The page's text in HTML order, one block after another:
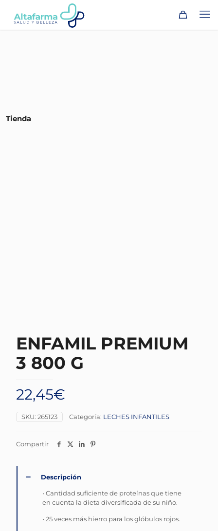
Tienda
ENFAMIL PREMIUM
3 800 G
22,45€
SKU: 265123 Categoría: LECHES INFANTILES
Compartir
Descripción
• Cantidad suficiente de proteínas que tiene
en cuenta la dieta diversificada de su niño.
• 25 veces más hierro para los glóbulos rojos.